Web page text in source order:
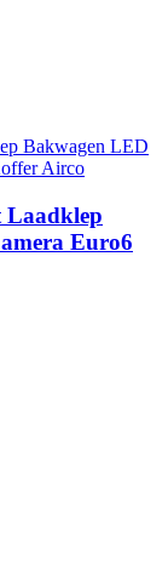
Laadklep
Euro6